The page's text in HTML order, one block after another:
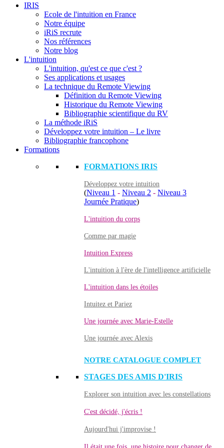
IRIS
Ecole de l'intuition en France
Notre équipe
iRiS recrute
Nos références
Notre blog
L'intuition
L'intuition, qu'est ce que c'est ?
Ses applications et usages
La technique du Remote Viewing
Définition du Remote Viewing
Historique du Remote Viewing
Bibliographie scientifique du RV
La méthode iRiS
Développez votre intuition – Le livre
Bibliographie francophone
Formations
FORMATIONS IRIS
Développez votre intuition
(Niveau 1 - Niveau 2 - Niveau 3
Journée Pratique)
L'intuition du corps
Comme par magie
Intuition Express
L'intuition à l'ère de l'intelligence artificielle
L'intuition dans les étoiles
Intuitez et Pariez
Une journée avec Marie-Estelle
Une journée avec Alexis
NOTRE CATALOGUE COMPLET
STAGES DES AMIS D'IRIS
Explorer son intuition avec les constellations
C'est décidé, j'écris !
Aujourd'hui j'improvise !